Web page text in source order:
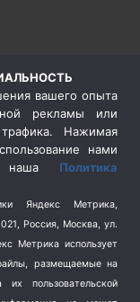
вашего опыта
рекламы или
Нажимая
нами
наша Политика
Яндекс Метрика,
Россия, Москва, ул.
Метрика использует
размещаемые на
пользовательской